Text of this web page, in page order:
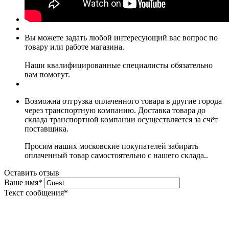
Вы можете задать любой интересующий вас вопрос по
товару или работе магазина.
Наши квалифицированные специалисты обязательно
вам помогут.
Возможна отгрузка оплаченного товара в другие города
через транспортную компанию. Доставка товара до
склада транспортной компании осуществляется за счёт
поставщика.
Просим наших московские покупателей забирать
оплаченный товар самостоятельно с нашего склада..
Оставить отзыв
Ваше имя*
Текст сообщения*